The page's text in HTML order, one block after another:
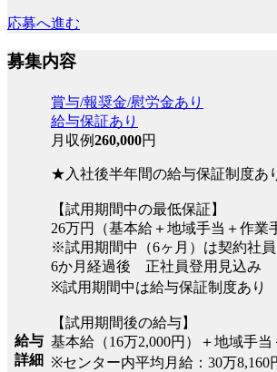
応募へ進む
募集内容
給与
詳細
賞与/報奨金/慰労金あり
給与保証あり
月収例260,000円
★入社後半年間の給与保証制度あ
【試用期間中の最低保証】
26万円（基本給＋地域手当＋作業
※試用期間中（6ヶ月）は契約社
6か月経過後 正社員登用見込み
※試用期間中は給与保証制度あり
【試用期間後の給与】
基本給（16万2,000円）＋地域手当
※センター内平均月給：30万8,160